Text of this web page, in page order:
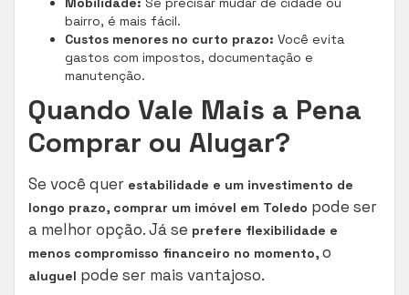
bairro, é mais fácil.
Custos menores no curto prazo: Você evita
gastos com impostos, documentação e
manutenção.
Quando Vale Mais a Pena
Comprar ou Alugar?
Se você quer estabilidade e um investimento de
longo prazo, comprar um imóvel em Toledo pode ser
a melhor opção. Já se prefere flexibilidade e
menos compromisso financeiro no momento, o
aluguel pode ser mais vantajoso.